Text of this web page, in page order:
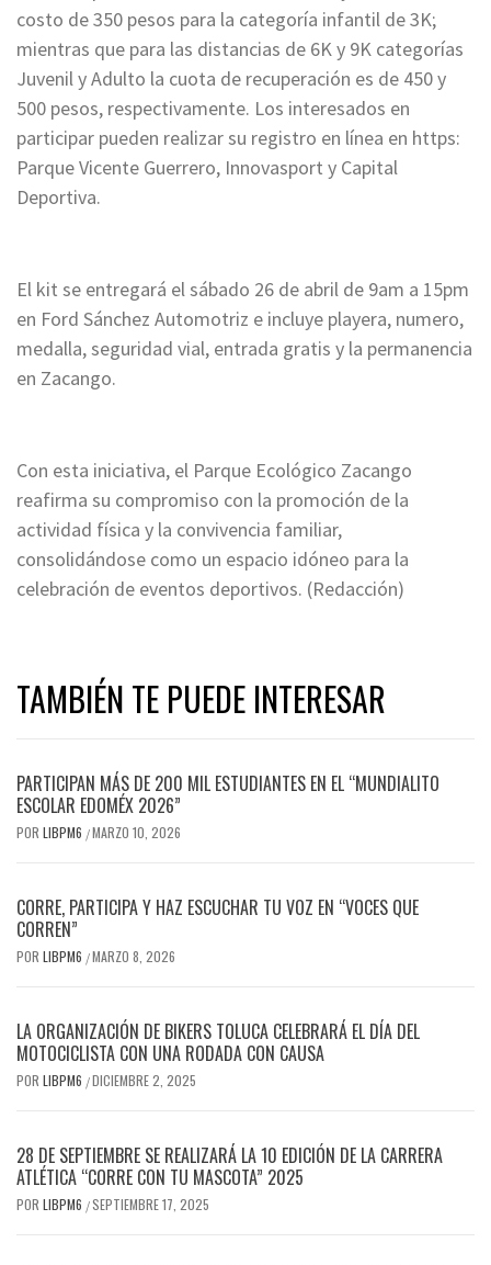
costo de 350 pesos para la categoría infantil de 3K;
mientras que para las distancias de 6K y 9K categorías
Juvenil y Adulto la cuota de recuperación es de 450 y
500 pesos, respectivamente. Los interesados en
participar pueden realizar su registro en línea en https:
Parque Vicente Guerrero, Innovasport y Capital
Deportiva.
El kit se entregará el sábado 26 de abril de 9am a 15pm
en Ford Sánchez Automotriz e incluye playera, numero,
medalla, seguridad vial, entrada gratis y la permanencia
en Zacango.
Con esta iniciativa, el Parque Ecológico Zacango
reafirma su compromiso con la promoción de la
actividad física y la convivencia familiar,
consolidándose como un espacio idóneo para la
celebración de eventos deportivos. (Redacción)
TAMBIÉN TE PUEDE INTERESAR
PARTICIPAN MÁS DE 200 MIL ESTUDIANTES EN EL “MUNDIALITO
ESCOLAR EDOMÉX 2026”
POR LIBPM6 /MARZO 10, 2026
CORRE, PARTICIPA Y HAZ ESCUCHAR TU VOZ EN “VOCES QUE
CORREN”
POR LIBPM6 /MARZO 8, 2026
LA ORGANIZACIÓN DE BIKERS TOLUCA CELEBRARÁ EL DÍA DEL
MOTOCICLISTA CON UNA RODADA CON CAUSA
POR LIBPM6 /DICIEMBRE 2, 2025
28 DE SEPTIEMBRE SE REALIZARÁ LA 10 EDICIÓN DE LA CARRERA
ATLÉTICA “CORRE CON TU MASCOTA” 2025
POR LIBPM6 /SEPTIEMBRE 17, 2025